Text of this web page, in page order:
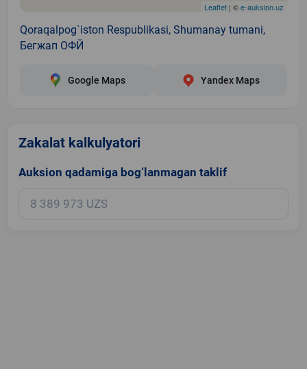
Leaflet | ©e-auksion.uz
Qoraqalpog`iston Respublikasi, Shumanay tumani,
Бегжап ОФЙ
Google Maps Yandex Maps
Zakalat kalkulyatori
Auksion qadamiga bog‘lanmagan taklif